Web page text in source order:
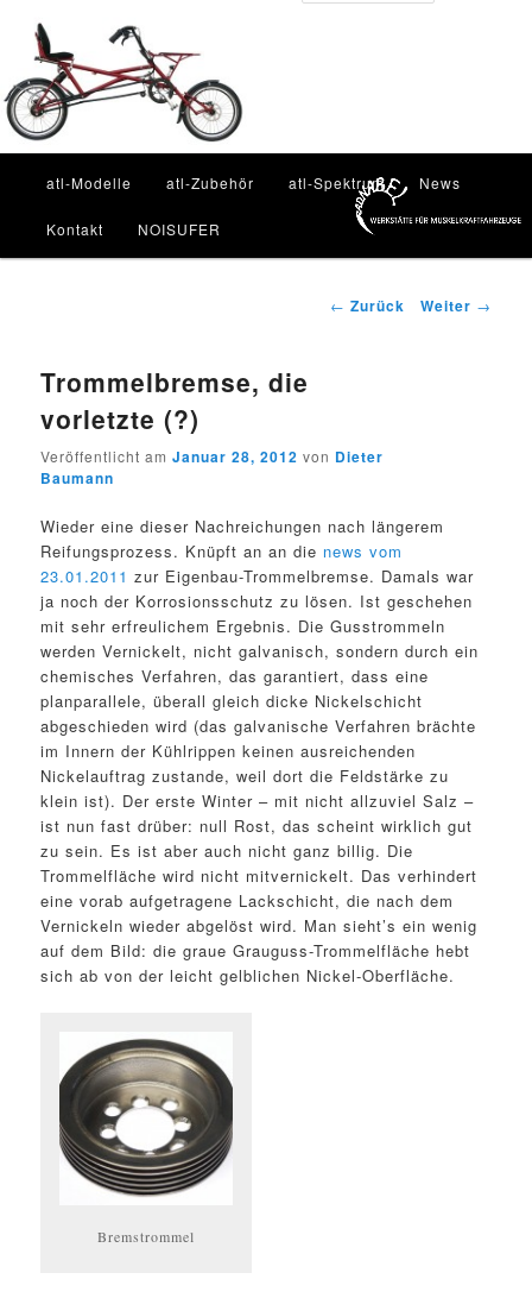
Inhalt
wechseln
atl-Modelle atl-Zubehör atl-Spektrum News
Kontakt NOISUFER
Beitragsnavigation
← Zurück Weiter →
Trommelbremse, die
vorletzte (?)
Veröffentlicht amJanuar 28, 2012 von Dieter
Baumann
Wieder eine dieser Nachreichungen nach längerem
Reifungsprozess. Knüpft an an die news vom
23.01.2011 zur Eigenbau-Trommelbremse. Damals war
ja noch der Korrosionsschutz zu lösen. Ist geschehen
mit sehr erfreulichem Ergebnis. Die Gusstrommeln
werden Vernickelt, nicht galvanisch, sondern durch ein
chemisches Verfahren, das garantiert, dass eine
planparallele, überall gleich dicke Nickelschicht
abgeschieden wird (das galvanische Verfahren brächte
im Innern der Kühlrippen keinen ausreichenden
Nickelauftrag zustande, weil dort die Feldstärke zu
klein ist). Der erste Winter – mit nicht allzuviel Salz –
ist nun fast drüber: null Rost, das scheint wirklich gut
zu sein. Es ist aber auch nicht ganz billig. Die
Trommelfläche wird nicht mitvernickelt. Das verhindert
eine vorab aufgetragene Lackschicht, die nach dem
Vernickeln wieder abgelöst wird. Man sieht’s ein wenig
auf dem Bild: die graue Grauguss-Trommelfläche hebt
sich ab von der leicht gelblichen Nickel-Oberfläche.
Bremstrommel